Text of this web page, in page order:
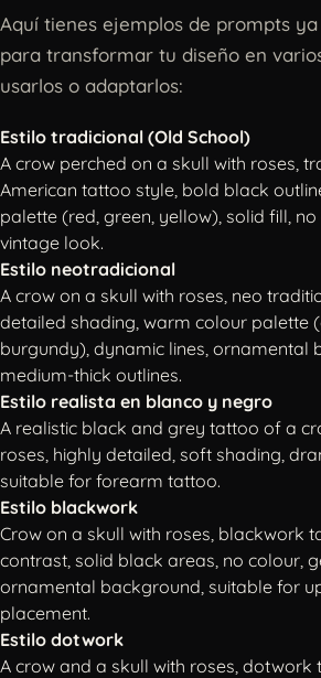
Aquí tienes ejemplos de prompts
para transformar tu diseño en
usarlos o adaptarlos:
Estilo tradicional (Old School)
A crow perched on a skull with roses,
American tattoo style, bold black
palette (red, green, yellow), solid fill,
vintage look.
Estilo neotradicional
A crow on a skull with roses, neo
detailed shading, warm colour palette
burgundy), dynamic lines, ornamental
medium-thick outlines.
Estilo realista en blanco y negro
A realistic black and grey tattoo of a
roses, highly detailed, soft shading,
suitable for forearm tattoo.
Estilo blackwork
Crow on a skull with roses, blackwork
contrast, solid black areas, no colour,
ornamental background, suitable for
placement.
Estilo dotwork
A crow and a skull with roses, dotwork